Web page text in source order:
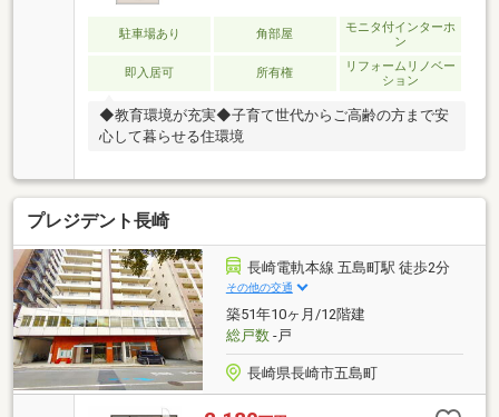
駐車場あり 角部屋
モニタ付インターホ
ン
即入居可 所有権
リフォームリノベー
ション
◆教育環境が充実◆子育て世代からご高齢の方まで安
心して暮らせる住環境
プレジデント長崎
長崎電軌本線 五島町駅 徒歩2分
その他の交通
築51年10ヶ月/12階建
総戸数-戸
長崎県長崎市五島町